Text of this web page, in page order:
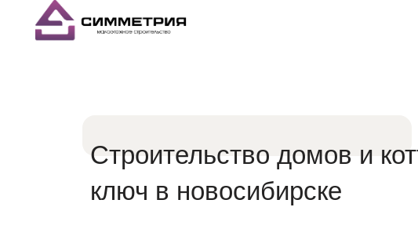
Строительство домов и
ключ в новосибирске